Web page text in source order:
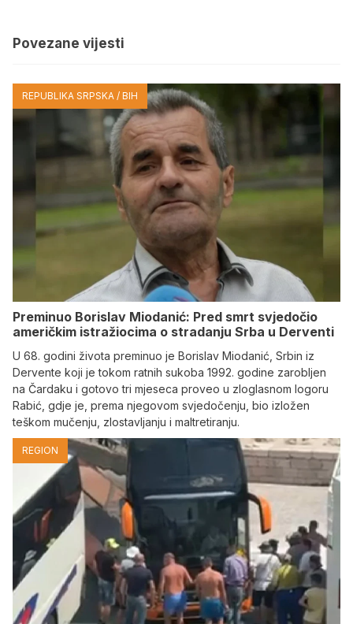
Povezane vijesti
REPUBLIKA SRPSKA / BIH
Preminuo Borislav Miodanić: Pred smrt svjedočio
američkim istražiocima o stradanju Srba u Derventi
U 68. godini života preminuo je Borislav Miodanić, Srbin iz
Dervente koji je tokom ratnih sukoba 1992. godine zarobljen
na Čardaku i gotovo tri mjeseca proveo u zloglasnom logoru
Rabić, gdje je, prema njegovom svjedočenju, bio izložen
teškom mučenju, zlostavljanju i maltretiranju.
REGION